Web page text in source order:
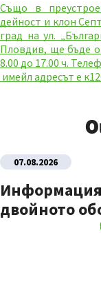
Също в
дейност и клон
град на ул.
Пловдив, ще бъде
8.00 до 17.00 ч.
имейл адресът е
07.08.2026
Информация
двойното